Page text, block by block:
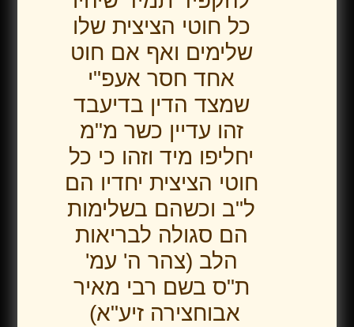
כל חוטי הציצית שלו
שלימים ואף אם חוט
אחד חסר אעפ"י
שמצד הדין בדיעבד
זהו עדיין כשר מ"מ
יחליפו מיד וזהו כי כל
חוטי הציצית יחדיו הם
ל"ב וכשהם בשלימות
הם סגולה לבריאות
הלב (צהר ה' עמ'
ת"ס בשם רבי מאיר
אבוחצירה זיע"א)